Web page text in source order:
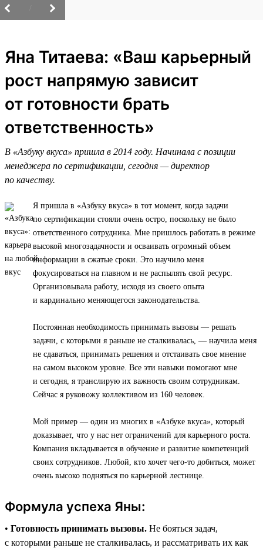
Яна Титаева: «Ваш карьерный
рост напрямую зависит
от готовности брать
ответственность»
В «Азбуку вкуса» пришла в 2014 году. Начинала с позиции
менеджера по сертификации, сегодня — директор
по качеству.
Я пришла в «Азбуку вкуса» в тот момент, когда задачи
по сертификации стояли очень остро, поскольку не было
ответственного сотрудника. Мне пришлось работать в режиме
высокой многозадачности и осваивать огромный объем
информации в сжатые сроки. Это научило меня
фокусироваться на главном и не распылять свой ресурс.
Организовывала работу, исходя из своего опыта
и кардинально меняющегося законодательства.
Постоянная необходимость принимать вызовы — решать
задачи, с которыми я раньше не сталкивалась, — научила меня
не сдаваться, принимать решения и отстаивать свое мнение
на самом высоком уровне. Все эти навыки помогают мне
и сегодня, я транслирую их важность своим сотрудникам.
Сейчас я руковожу коллективом из 160 человек.
Мой пример — один из многих в «Азбуке вкуса», который
доказывает, что у нас нет ограничений для карьерного роста.
Компания вкладывается в обучение и развитие компетенций
своих сотрудников. Любой, кто хочет чего-то добиться, может
очень высоко подняться по карьерной лестнице.
Формула успеха Яны:
• Готовность принимать вызовы. Не бояться задач,
с которыми раньше не сталкивалась, и рассматривать их как